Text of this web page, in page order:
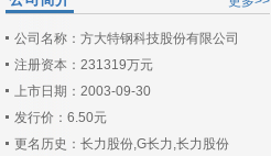
公司名称：方大特钢科技股份有限公司
注册资本：231319万元
上市日期：2003-09-30
发行价：6.50元
更名历史：长力股份,G长力,长力股份